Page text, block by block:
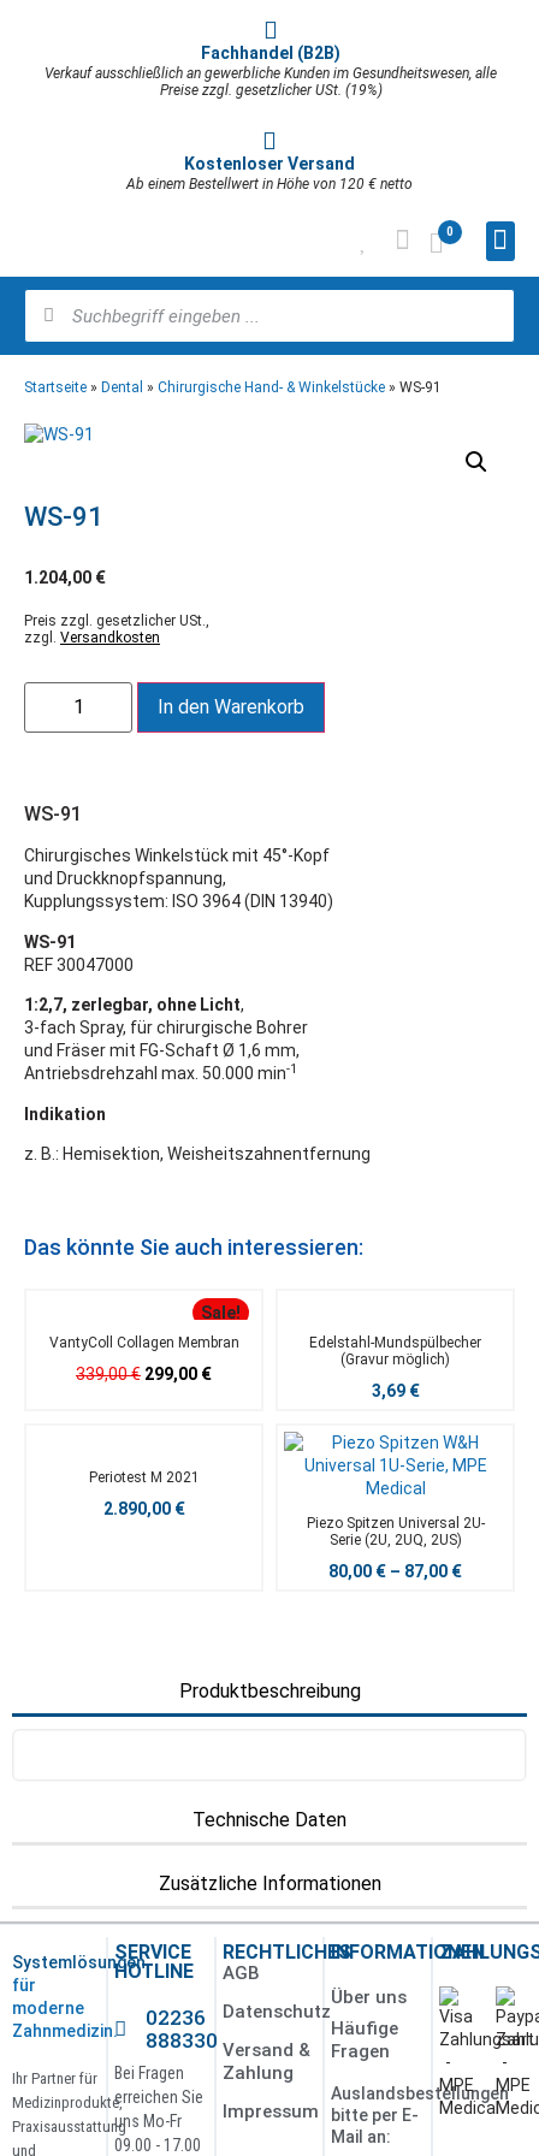
Fachhandel (B2B)
Verkauf ausschließlich an gewerbliche Kunden im Gesundheitswesen, alle
Preise zzgl. gesetzlicher USt. (19%)
Kostenloser Versand
Ab einem Bestellwert in Höhe von 120 € netto
0
Startseite » Dental » Chirurgische Hand- & Winkelstücke » WS-91
WS-91
1.204,00 €
Preis zzgl. gesetzlicher USt.,
zzgl. Versandkosten
In den Warenkorb
WS-91
Chirurgisches Winkelstück mit 45°-Kopf
und Druckknopfspannung,
Kupplungssystem: ISO 3964 (DIN 13940)
WS-91
REF 30047000
1:2,7, zerlegbar, ohne Licht,
3-fach Spray, für chirurgische Bohrer
und Fräser mit FG-Schaft Ø 1,6 mm,
Antriebsdrehzahl max. 50.000 min-1
Indikation
z. B.: Hemisektion, Weisheitszahnentfernung
Das könnte Sie auch interessieren:
Sale!
VantyColl Collagen Membran
339,00€ 299,00 €
Edelstahl-Mundspülbecher
(Gravur möglich)
3,69 €
Periotest M 2021
2.890,00 €
Piezo Spitzen Universal 2U-
Serie (2U, 2UQ, 2US)
80,00 € – 87,00 €
Produktbeschreibung
Technische Daten
Zusätzliche Informationen
Systemlösungen
für
moderne
Zahnmedizin.
Ihr Partner für
Medizinprodukte,
Praxisausstattung
und
SERVICE
HOTLINE
02236
888330
Bei Fragen
erreichen Sie
uns Mo-Fr
09.00 - 17.00
RECHTLICHES
AGB
Datenschutz
Versand &
Zahlung
Impressum
INFORMATIONEN
Über uns
Häufige
Fragen
Auslandsbestellungen
bitte per E-
Mail an: